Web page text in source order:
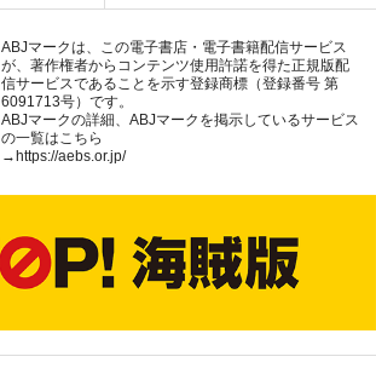
ABJマークは、この電子書店・電子書籍配信サービス
が、著作権者からコンテンツ使用許諾を得た正規版配
信サービスであることを示す登録商標（登録番号 第
6091713号）です。
ABJマークの詳細、ABJマークを掲示しているサービス
の一覧はこちら
→https://aebs.or.jp/